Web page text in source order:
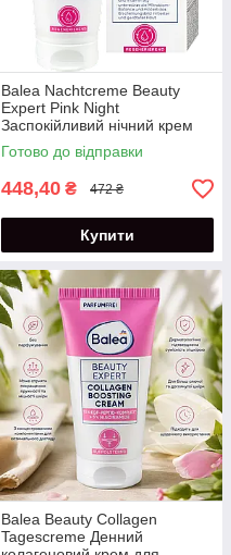
Balea Nachtcreme Beauty
Expert Pink Night
Заспокійливий нічний крем
для обличчя 50 мл
Готово до відправки
448,40 ₴ 472 ₴
Купити
Balea Beauty Collagen
Tagescreme Денний